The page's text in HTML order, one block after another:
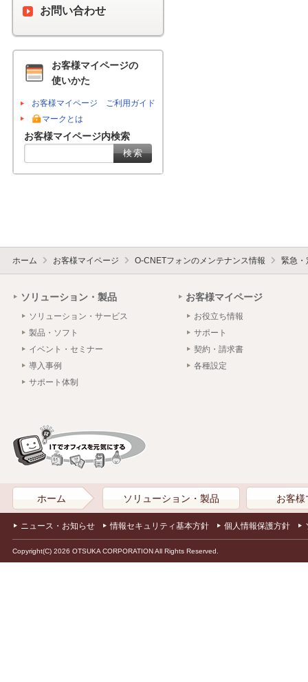
お問い合わせ
お客様マイページの
使いかた
お客様マイページ ご利用ガイド
マークとは
お客様マイページ内検索
ホーム お客様マイページ O-CNETフォンのメンテナンス情報 緊急・
ソリューション・製品
ソリューション・サービス
製品・ソフト
イベント・セミナー
導入事例
サポート体制
お客様マイページ
お役立ち情報
サポート
契約・請求書
各種設定
ホーム ソリューション・製品 お客様
ニュース・お知らせ 情報セキュリティ基本方針 個人情報保護方針
Copyright(C) 2026 OTSUKA CORPORATION All Rights Reserved.